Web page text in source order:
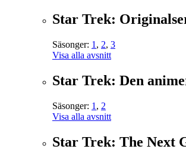
Star Trek:
Säsonger: 1 , 2, 3
Visa alla avsnitt
Star Trek: Den
Säsonger: 1 , 2
Visa alla avsnitt
Star Trek: The Next